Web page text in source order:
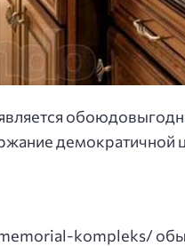
демократичной
kompleks/